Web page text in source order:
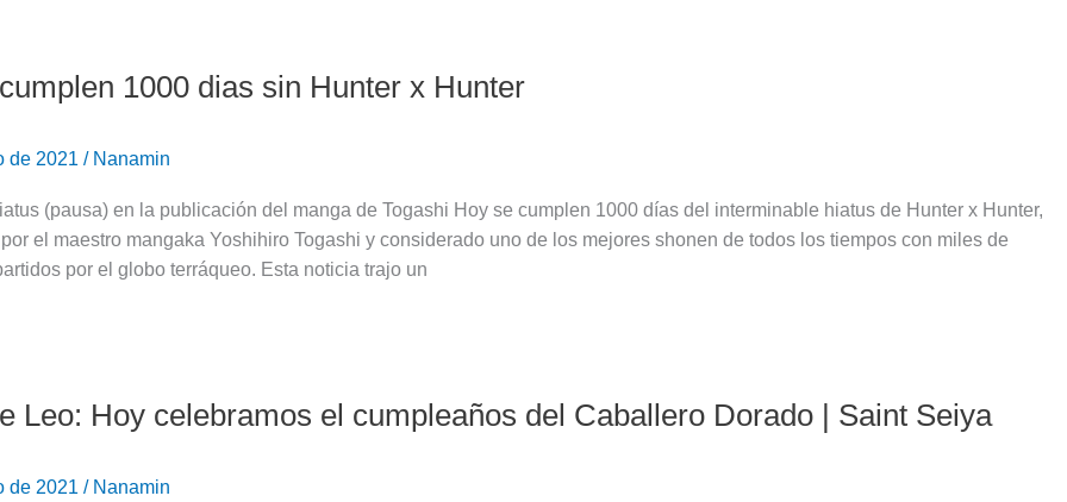
1000 dias sin Hunter x Hunter
de 2021 / Nanamin
(pausa) en la publicación del manga de Togashi Hoy se cumplen 1000 días del interminable hiatus de Hunter x Hunter,
el maestro mangaka Yoshihiro Togashi y considerado uno de los mejores shonen de todos los tiempos con miles de
por el globo terráqueo. Esta noticia trajo un
Leo: Hoy celebramos el cumpleaños del Caballero Dorado | Saint Seiya
de 2021 / Nanamin